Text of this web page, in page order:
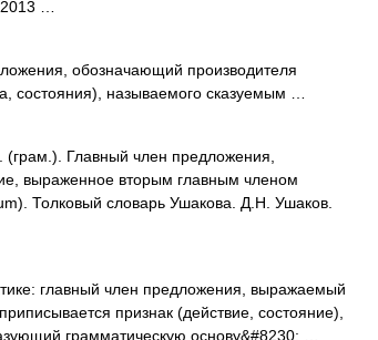
…
обозначающий производителя
состояния), называемого сказуемым …
Главный член предложения,
выраженное вторым главным членом
Толковый словарь Ушакова. Д.Н. Ушаков.
главный член предложения, выражаемый
признак (действие, состояние),
грамматическую основу&#8230; …